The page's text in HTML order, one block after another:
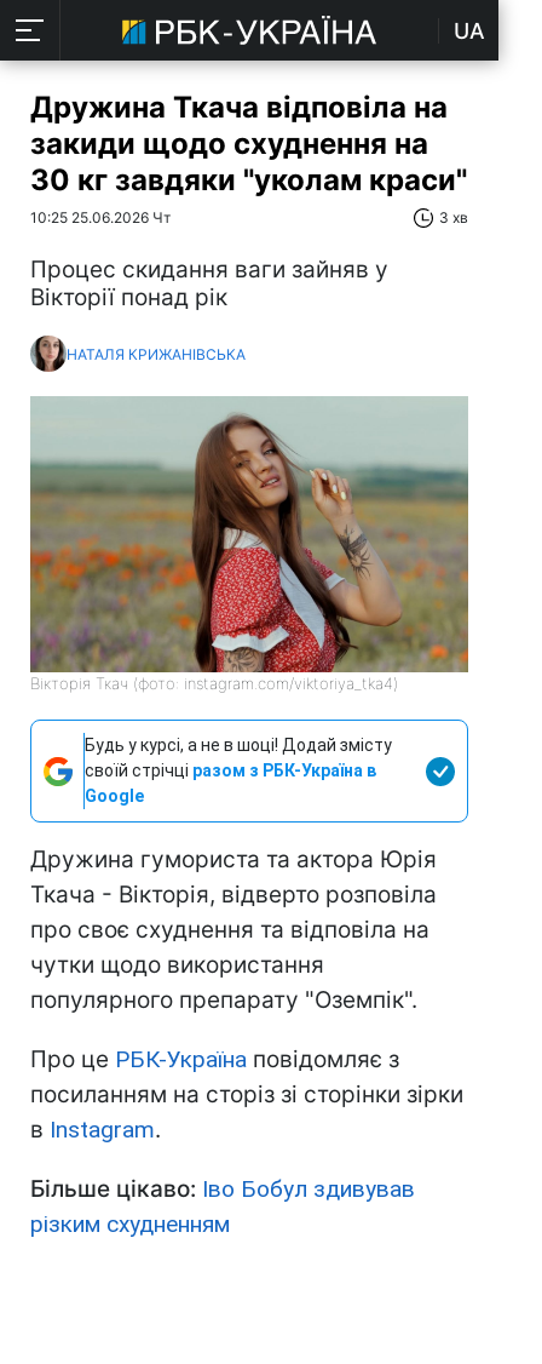
UA
Дружина Ткача відповіла на
закиди щодо схуднення на
30 кг завдяки "уколам краси"
10:25 25.06.2026 Чт 3 хв
Процес скидання ваги зайняв у
Вікторії понад рік
НАТАЛЯ КРИЖАНІВСЬКА
Вікторія Ткач (фото: instagram.com/viktoriya_tka4)
Будь у курсі, а не в шоці! Додай змісту
своїй стрічці разом з РБК-Україна в
Google
Дружина гумориста та актора Юрія
Ткача - Вікторія, відверто розповіла
про своє схуднення та відповіла на
чутки щодо використання
популярного препарату "Оземпік".
Про це РБК-Україна повідомляє з
посиланням на сторіз зі сторінки зірки
в Instagram.
Більше цікаво: Іво Бобул здивував
різким схудненням